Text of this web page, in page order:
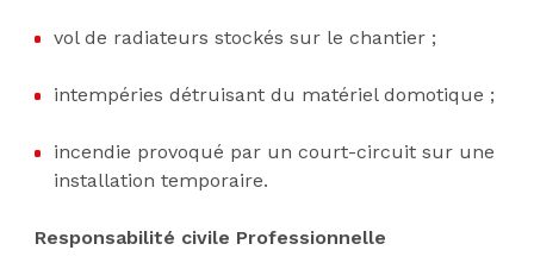
vol de radiateurs stockés sur le chantier ;
intempéries détruisant du matériel domotique ;
incendie provoqué par un court-circuit sur une
installation temporaire.
Responsabilité civile Professionnelle